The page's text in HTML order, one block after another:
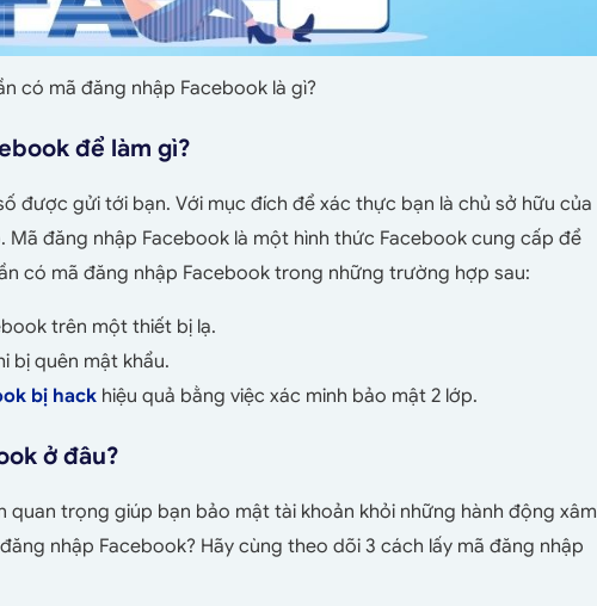
có mã đăng nhập Facebook là gì?
để làm gì?
được gửi tới bạn. Với mục đích để xác thực bạn là chủ sở hữu của
Mã đăng nhập Facebook là một hình thức Facebook cung cấp để
có mã đăng nhập Facebook trong những trường hợp sau:
trên một thiết bị lạ.
bị quên mật khẩu.
bị hack hiệu quả bằng việc xác minh bảo mật 2 lớp.
ở đâu?
quan trọng giúp bạn bảo mật tài khoản khỏi những hành động xâm
nhập Facebook? Hãy cùng theo dõi 3 cách lấy mã đăng nhập